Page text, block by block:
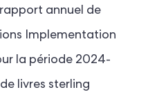
annuel de
Implementation
la période 2024-
livres sterling